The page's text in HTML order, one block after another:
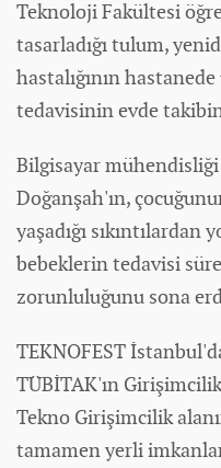
Teknoloji Fakültesi
tasarladığı tulum,
hastalığının
tedavisinin evde
Bilgisayar mühendisliği
Doğanşah'ın,
yaşadığı
bebeklerin tedavisi
zorunluluğunu sona
TEKNOFEST
TÜBİTAK'ın
Tekno Girişimcilik
tamamen yerli